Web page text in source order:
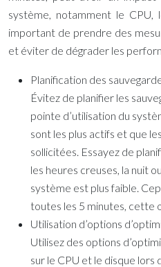
système, notamment le
important de prendre des
et éviter de dégrader les
Planification des
Évitez de planifier les
pointe d’utilisation du
sont les plus actifs et que
sollicitées. Essayez de
les heures creuses, la nuit
système est plus faible.
toutes les 5 minutes, cette
Utilisation d’options
Utilisez des options
sur le CPU et le disque lors